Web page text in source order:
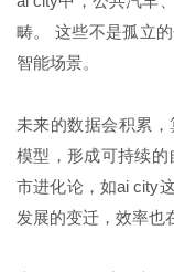
畴。 这些不是孤立
智能场景。
未来的数据会积累
模型，形成可持续
市进化论，如ai city
发展的变迁，效率也